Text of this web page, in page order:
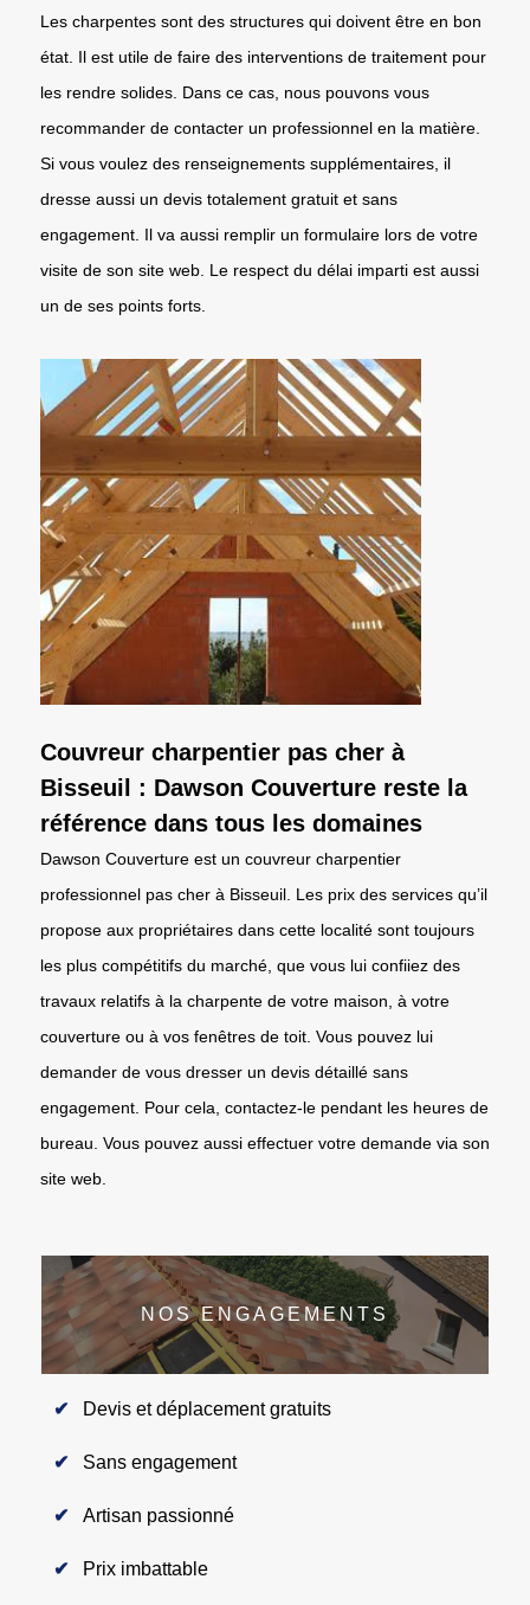
Les charpentes sont des structures qui doivent être en bon
état. Il est utile de faire des interventions de traitement pour
les rendre solides. Dans ce cas, nous pouvons vous
recommander de contacter un professionnel en la matière.
Si vous voulez des renseignements supplémentaires, il
dresse aussi un devis totalement gratuit et sans
engagement. Il va aussi remplir un formulaire lors de votre
visite de son site web. Le respect du délai imparti est aussi
un de ses points forts.
Couvreur charpentier pas cher à
Bisseuil : Dawson Couverture reste la
référence dans tous les domaines
Dawson Couverture est un couvreur charpentier
professionnel pas cher à Bisseuil. Les prix des services qu’il
propose aux propriétaires dans cette localité sont toujours
les plus compétitifs du marché, que vous lui confiiez des
travaux relatifs à la charpente de votre maison, à votre
couverture ou à vos fenêtres de toit. Vous pouvez lui
demander de vous dresser un devis détaillé sans
engagement. Pour cela, contactez-le pendant les heures de
bureau. Vous pouvez aussi effectuer votre demande via son
site web.
NOS ENGAGEMENTS
Devis et déplacement gratuits
Sans engagement
Artisan passionné
Prix imbattable